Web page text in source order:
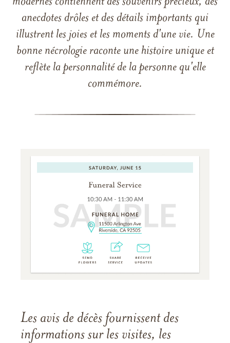
anecdotes drôles et des détails importants qui
illustrent les joies et les moments d'une vie. Une
bonne nécrologie raconte une histoire unique et
reflète la personnalité de la personne qu'elle
commémore.
Les avis de décès fournissent des
informations sur les visites, les